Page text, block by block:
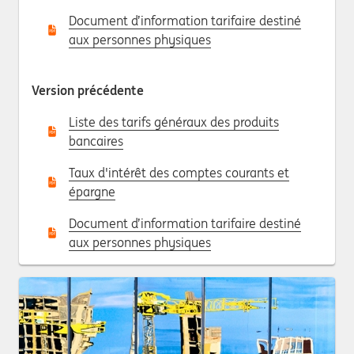
Document d’information tarifaire destiné
aux personnes physiques
Version précédente
Liste des tarifs généraux des produits
bancaires
Taux d'intérêt des comptes courants et
épargne
Document d’information tarifaire destiné
aux personnes physiques